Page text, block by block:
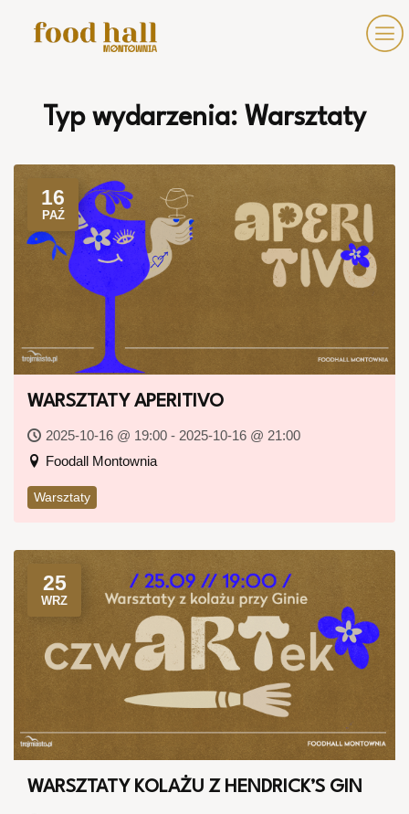
Typ wydarzenia: Warsztaty
16
PAŹ
WARSZTATY APERITIVO
2025-10-16 @ 19:00 - 2025-10-16 @ 21:00
Foodall Montownia
Warsztaty
25
WRZ
WARSZTATY KOLAŻU Z HENDRICK’S GIN